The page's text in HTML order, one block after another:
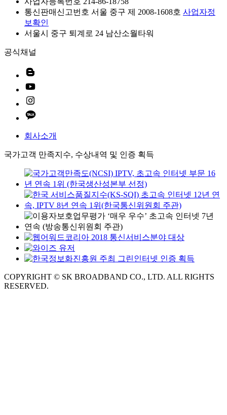
통신판매신고번호 서울 중구 제 2008-1608호 사업자정
보확인
서울시 중구 퇴계로 24 남산소월타워
공식채널
회사소개
국가고객 만족지수, 수상내역 및 인증 획득
COPYRIGHT © SK BROADBAND CO., LTD. ALL RIGHTS
RESERVED.